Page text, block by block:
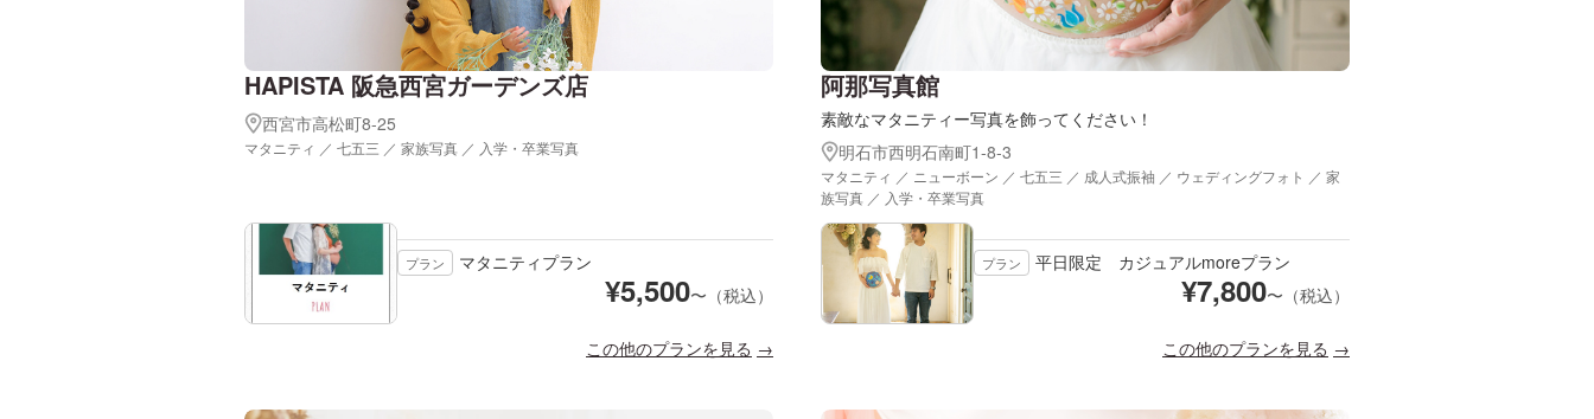
HAPISTA 阪急西宮ガーデンズ店
西宮市高松町8-25
マタニティ ／ 七五三 ／ 家族写真 ／ 入学・卒業写真
プラン マタニティプラン
¥5,500〜（税込）
この他のプランを見る
阿那写真館
素敵なマタニティー写真を飾ってください！
明石市西明石南町1-8-3
マタニティ ／ ニューボーン ／ 七五三 ／ 成人式振袖 ／ ウェディングフォト ／ 家
族写真 ／ 入学・卒業写真
プラン 平日限定 カジュアルmoreプラン
¥7,800〜（税込）
この他のプランを見る